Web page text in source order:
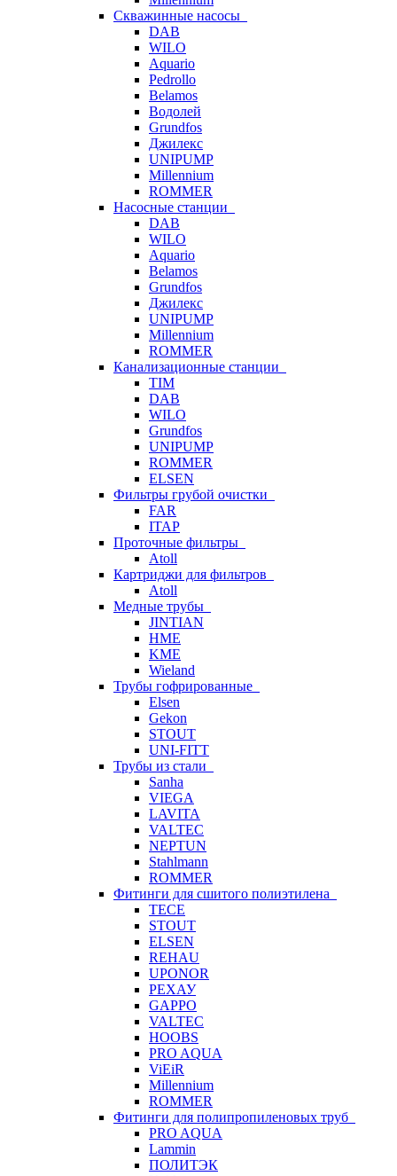
Скважинные насосы
DAB
WILO
Aquario
Pedrollo
Belamos
Водолей
Grundfos
Джилекс
UNIPUMP
Millennium
ROMMER
Насосные станции
DAB
WILO
Aquario
Belamos
Grundfos
Джилекс
UNIPUMP
Millennium
ROMMER
Канализационные станции
TIM
DAB
WILO
Grundfos
UNIPUMP
ROMMER
ELSEN
Фильтры грубой очистки
FAR
ITAP
Проточные фильтры
Atoll
Картриджи для фильтров
Atoll
Медные трубы
JINTIAN
HME
KME
Wieland
Трубы гофрированные
Elsen
Gekon
STOUT
UNI-FITT
Трубы из стали
Sanha
VIEGA
LAVITA
VALTEC
NEPTUN
Stahlmann
ROMMER
Фитинги для сшитого полиэтилена
TECE
STOUT
ELSEN
REHAU
UPONOR
РЕХАУ
GAPPO
VALTEC
HOOBS
PRO AQUA
ViEiR
Millennium
ROMMER
Фитинги для полипропиленовых труб
PRO AQUA
Lammin
ПОЛИТЭК